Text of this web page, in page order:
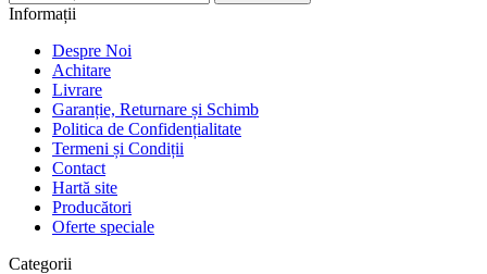
Informații
Despre Noi
Achitare
Livrare
Garanție, Returnare și Schimb
Politica de Confidențialitate
Termeni și Condiții
Contact
Hartă site
Producători
Oferte speciale
Categorii